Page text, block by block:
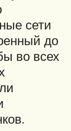
сети
до
во всех